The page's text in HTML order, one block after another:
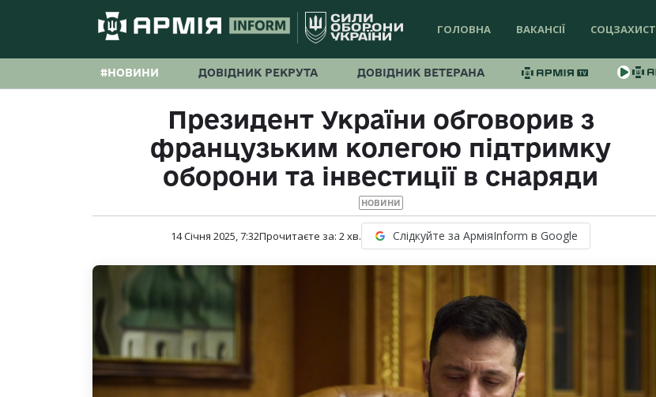
ГОЛОВНА ВАКАНСІЇ СОЦЗАХИСТ
#НОВИНИ ДОВІДНИК РЕКРУТА ДОВІДНИК ВЕТЕРАНА
Президент України обговорив з
французьким колегою підтримку
оборони та інвестиції в снаряди
НОВИНИ
14 Січня 2025, 7:32Прочитаєте за: 2хв. Слідкуйте за АрміяInform в Google